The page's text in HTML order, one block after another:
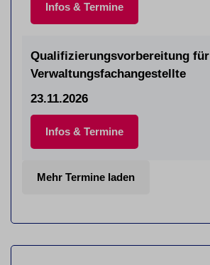
Infos & Termine
Qualifizierungsvorbereitung für
Verwaltungsfachangestellte
23.11.2026
Infos & Termine
Mehr Termine laden